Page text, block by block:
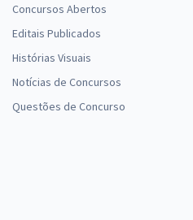
Concursos Abertos
Editais Publicados
Histórias Visuais
Notícias de Concursos
Questões de Concurso